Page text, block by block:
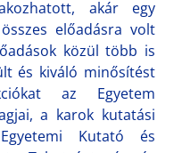
akár egy
előadásra volt
közül több is
és kiváló minősítést
az Egyetem
a karok kutatási
Kutató és